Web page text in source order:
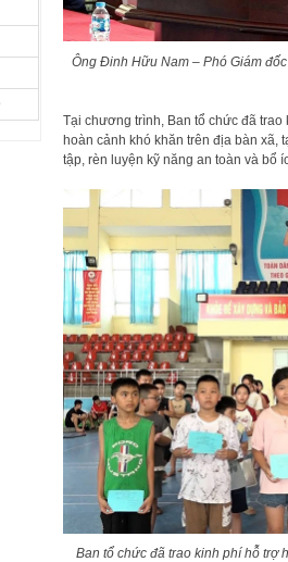
Ông Đinh Hữu Nam – Phó Giám
Tại chương trình, Ban tổ chức đã
hoàn cảnh khó khăn trên địa bàn xã,
tập, rèn luyện kỹ năng an toàn và bổ
Ban tổ chức đã trao kinh phí hỗ trợ